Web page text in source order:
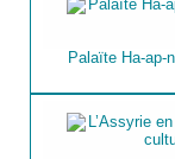
Palaïte Ha-ap-